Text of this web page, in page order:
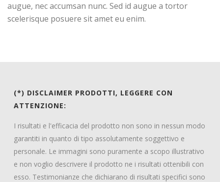
augue, nec accumsan nunc. Sed id augue a tortor
scelerisque posuere sit amet eu enim.
(*) DISCLAIMER PRODOTTI, LEGGERE CON
ATTENZIONE:
I risultati e l'efficacia del prodotto non sono in nessun modo
garantiti in quanto di tipo assolutamente soggettivo e
personale. Le immagini sono puramente a scopo illustrativo
e non voglio descrivere il prodotto ne i risultati ottenibili con
esso. Testimonianze che dichiarano di risultati specifici sono